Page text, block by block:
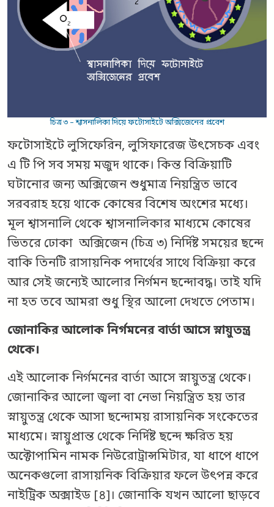
চিত্র ৩ – শ্বাসনালিকা দিয়ে ফটোসাইটে অক্সিজেনের প্রবেশ
ফটোসাইটে লুসিফেরিন, লুসিফারেজ উৎসেচক এবং
এ টি পি সব সময় মজুদ থাকে। কিন্ত বিক্রিয়াটি
ঘটানোর জন্য অক্সিজেন শুধুমাত্র নিয়ন্ত্রিত ভাবে
সরবরাহ হয়ে থাকে কোষের বিশেষ অংশের মধ্যে।
মূল শ্বাসনালি থেকে শ্বাসনালিকার মাধ্যমে কোষের
ভিতরে ঢোকা অক্সিজেন (চিত্র ৩) নির্দিষ্ট সময়ের ছন্দে
বাকি তিনটি রাসায়নিক পদার্থের সাথে বিক্রিয়া করে
আর সেই জন্যেই আলোর নির্গমন ছন্দোবদ্ধ। তাই যদি
না হত তবে আমরা শুধু স্থির আলো দেখতে পেতাম।
জোনাকির আলোক নির্গমনের বার্তা আসে স্নায়ুতন্ত্র
থেকে।
এই আলোক নির্গমনের বার্তা আসে স্নায়ুতন্ত্র থেকে।
জোনাকির আলো জ্বলা বা নেভা নিয়ন্ত্রিত হয় তার
স্নায়ুতন্ত্র থেকে আসা ছন্দোময় রাসায়নিক সংকেতের
মাধ্যমে। স্নায়ুপ্রান্ত থেকে নির্দিষ্ট ছন্দে ক্ষরিত হয়
অক্টোপামিন নামক নিউরোট্রান্সমিটার, যা ধাপে ধাপে
অনেকগুলো রাসায়নিক বিক্রিয়ার ফলে উৎপন্ন করে
নাইট্রিক অক্সাইড [৪]। জোনাকি যখন আলো ছাড়বে